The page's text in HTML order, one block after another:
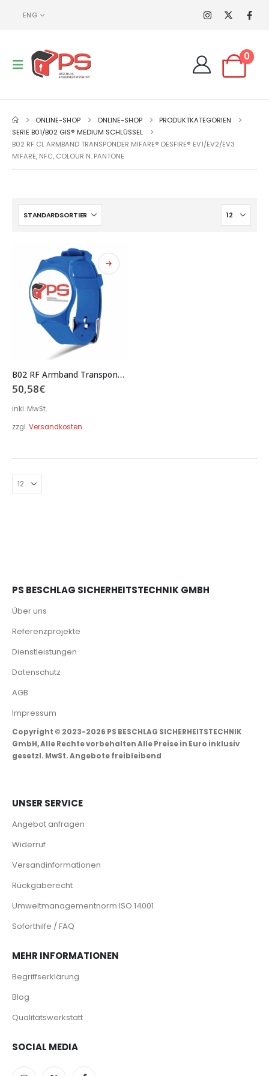
ENG
0
ONLINE-SHOP ONLINE-SHOP
PRODUKTKATEGORIEN
SERIE B01/B02 GIS® MEDIUM SCHLÜSSEL
B02 RF CL ARMBAND TRANSPONDER MIFARE® DESFIRE® EV1/EV2/EV3
MIFARE, NFC, COLOUR N. PANTONE
B02 RF Armband Transponder MIFARE® DESFire® EV3 8K Typ ACL02
50,58€
inkl. MwSt.
zzgl.Versandkosten
PS BESCHLAG SICHERHEITSTECHNIK GMBH
Über uns
Referenzprojekte
Dienstleistungen
Datenschutz
AGB
Impressum
Copyright © 2023-2026 PS BESCHLAG SICHERHEITSTECHNIK
GmbH, Alle Rechte vorbehalten Alle Preise in Euro inklusiv
gesetzl. MwSt. Angebote freibleibend
UNSER SERVICE
Angebot anfragen
Widerruf
Versandinformationen
Rückgaberecht
Umweltmanagementnorm ISO 14001
Soforthilfe / FAQ
MEHR INFORMATIONEN
Begriffserklärung
Blog
Qualitätswerkstatt
SOCIAL MEDIA